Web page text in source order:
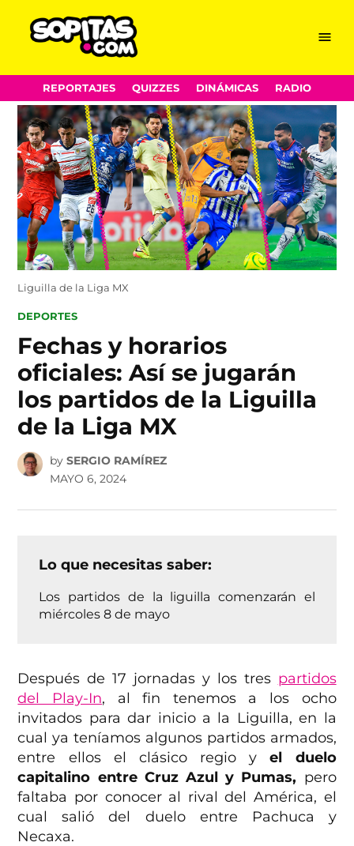
Skip
to
content
Menu
REPORTAJES QUIZZES DINÁMICAS RADIO
Liguilla de la Liga MX
POSTED
DEPORTES
Fechas y horarios
oficiales: Así se jugarán
los partidos de la Liguilla
de la Liga MX
by SERGIO RAMÍREZ
MAYO 6, 2024
Lo que necesitas saber:
Los partidos de la liguilla comenzarán el
miércoles 8 de mayo
Después de 17 jornadas y los tres partidos
del Play-In, al fin tenemos a los ocho
invitados para dar inicio a la Liguilla, en la
cual ya teníamos algunos partidos armados,
entre ellos el clásico regio yel duelo
capitalino entre Cruz Azul y Pumas, pero
faltaba por conocer al rival del América, el
cual salió del duelo entre Pachuca y
Necaxa.